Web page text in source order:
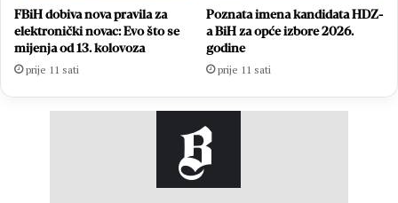
FBiH dobiva nova pravila za
elektronički novac: Evo što se
mijenja od 13. kolovoza
prije 11 sati
Poznata imena kandidata HDZ-
a BiH za opće izbore 2026.
godine
prije 11 sati